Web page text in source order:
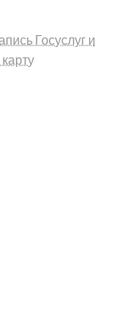
Госуслуг и